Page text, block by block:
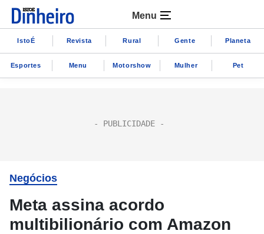
Menu
IstoÉ Revista Rural Gente Planeta
Esportes Menu Motorshow Mulher Pet
Negócios
Meta assina acordo
multibilionário com Amazon